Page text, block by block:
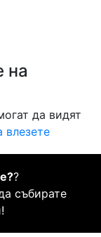
на
да видят
влезете
?
събирате